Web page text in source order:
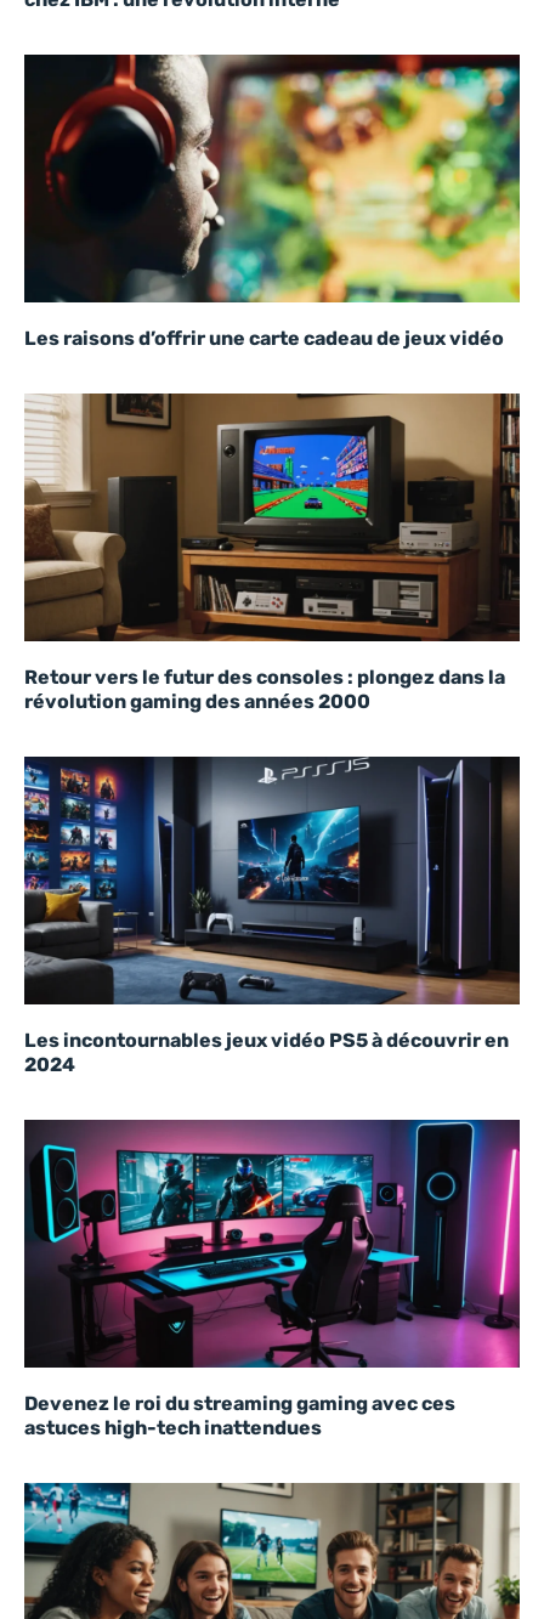
Les raisons d’offrir une carte cadeau de jeux vidéo
Retour vers le futur des consoles : plongez dans la
révolution gaming des années 2000
Les incontournables jeux vidéo PS5 à découvrir en
2024
Devenez le roi du streaming gaming avec ces
astuces high-tech inattendues